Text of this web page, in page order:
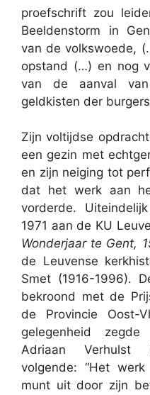
proefschrift zou
Beeldenstorm in
van de volkswoede,
opstand (…) en nog
van de aanval
geldkisten der
Zijn voltijdse
een gezin met
en zijn neiging tot
dat het werk aan
vorderde.
1971 aan de KU
Wonderjaar te Gent,
de Leuvense
Smet (1916-1996).
bekroond met de
de Provincie Oost-
gelegenheid
Adriaan Verhulst
volgende: “Het
munt uit door zijn